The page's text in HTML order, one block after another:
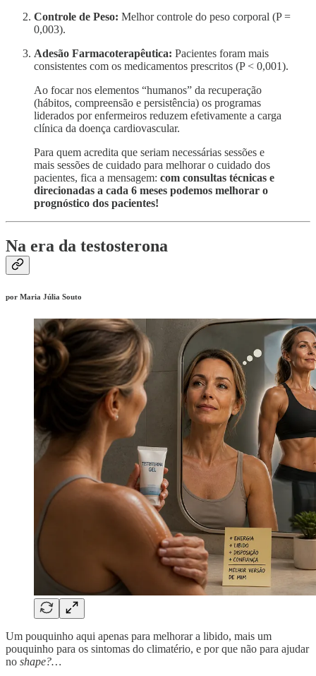
Controle de Peso: Melhor controle do peso corporal (P =
0,003).
Adesão Farmacoterapêutica: Pacientes foram mais
consistentes com os medicamentos prescritos (P < 0,001).
Ao focar nos elementos “humanos” da recuperação
(hábitos, compreensão e persistência) os programas
liderados por enfermeiros reduzem efetivamente a carga
clínica da doença cardiovascular.
Para quem acredita que seriam necessárias sessões e
mais sessões de cuidado para melhorar o cuidado dos
pacientes, fica a mensagem: com consultas técnicas e
direcionadas a cada 6 meses podemos melhorar o
prognóstico dos pacientes!
Na era da testosterona
por Maria Júlia Souto
Um pouquinho aqui apenas para melhorar a libido, mais um
pouquinho para os sintomas do climatério, e por que não para ajudar
no shape?…